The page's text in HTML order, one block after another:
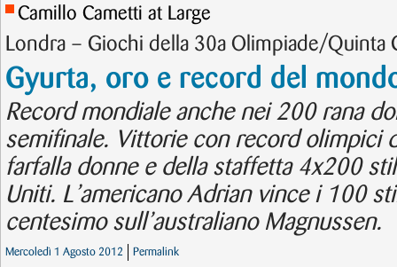
Camillo Cametti at Large
Londra – Giochi della 30a Olimpiade/Quinta
Gyurta, oro e record del
Record mondiale anche nei 200 rana
semifinale. Vittorie con record olimpici
farfalla donne e della staffetta 4x200
Uniti. L’americano Adrian vince i 100
centesimo sull’australiano Magnussen.
Mercoledì 1 Agosto 2012 Permalink